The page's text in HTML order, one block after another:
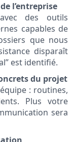
l’entreprise
des outils
capables de
que nous
disparaît
est identifié.
du projet
: routines,
Plus votre
sera